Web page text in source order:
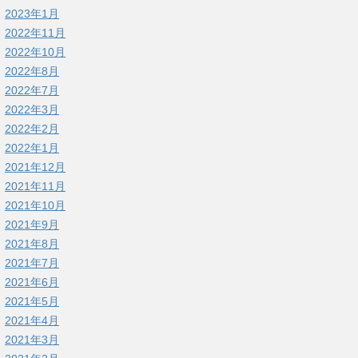
2023年1月
2022年11月
2022年10月
2022年8月
2022年7月
2022年3月
2022年2月
2022年1月
2021年12月
2021年11月
2021年10月
2021年9月
2021年8月
2021年7月
2021年6月
2021年5月
2021年4月
2021年3月